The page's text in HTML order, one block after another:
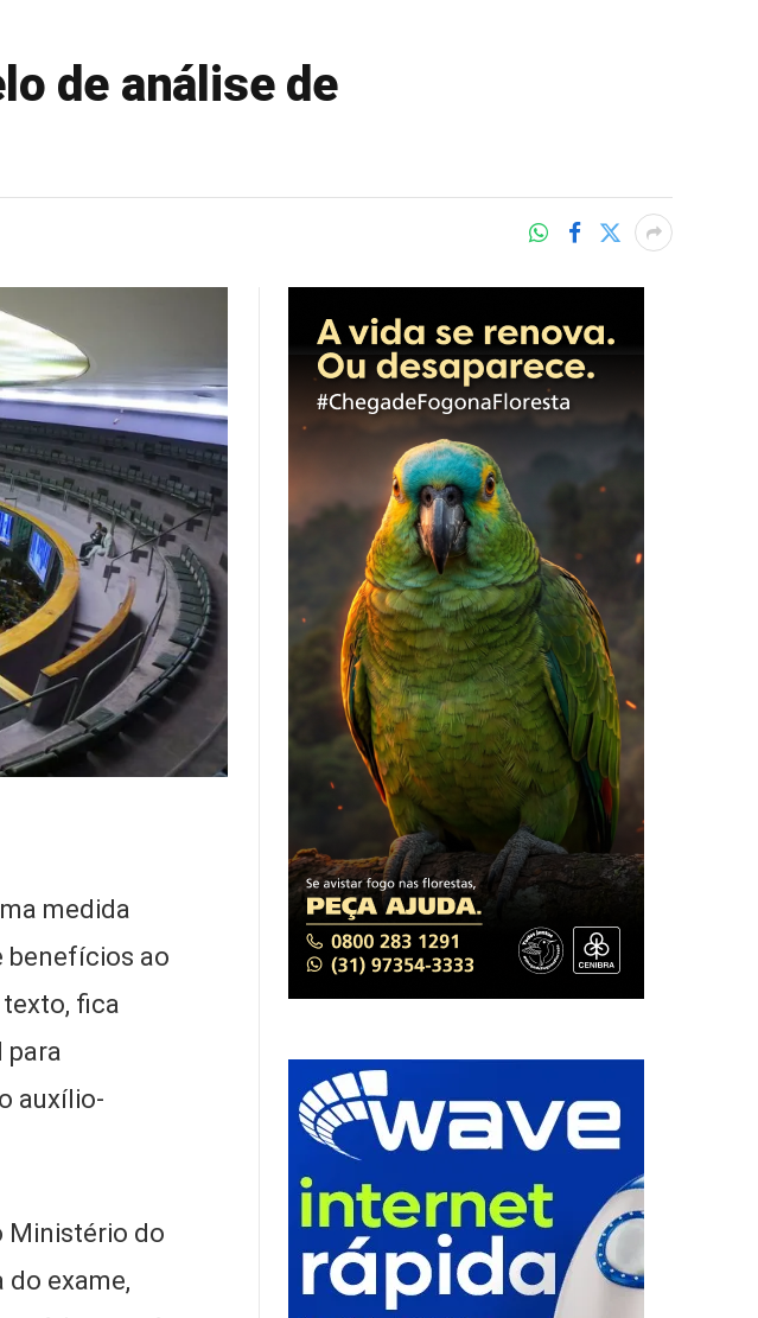
de análise de
medida
benefícios ao
fica
para
auxílio-
Ministério do
exame,